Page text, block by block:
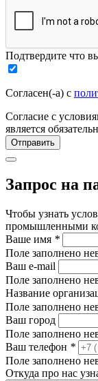
Подтвердите что
Согласен(-а) с
Согласие с
является
Отправить
Запрос на
Чтобы узнать
промышленными
Ваше имя *
Поле заполнено
Ваш e-mail
Поле заполнено
Название
Поле заполнено
Ваш город
Поле заполнено
Ваш телефон *
Поле заполнено
Откуда про нас